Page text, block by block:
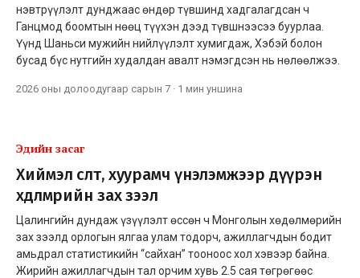
нэвтрүүлэлт дунджаас өндөр түвшинд хадгалагдсан ч
Ганцмод боомтын нөөц түүхэн дээд түвшнээсээ буурлаа.
Үүнд Шаньси мужийн нийлүүлэлт хумигдаж, Хэбэй болон
бусад бүс нутгийн худалдан авалт нэмэгдсэн нь нөлөөлжээ.
2026 оны долоодугаар сарын 7 · 1 мин уншина
Эдийн засаг
Хиймэл өсөлт, хуурамч үнэлэмжээр дүүрэн
хөдөлмөрийн зах зээл
Цалингийн дундаж үзүүлэлт өссөн ч Монголын хөдөлмөрийн
зах зээлд орлогын ялгаа улам тодорч, ажиллагчдын бодит
амьдрал статистикийн “сайхан” тооноос хол хэвээр байна.
Жирийн ажиллагчдын тал орчим хувь 2.5 сая төгрөгөөс